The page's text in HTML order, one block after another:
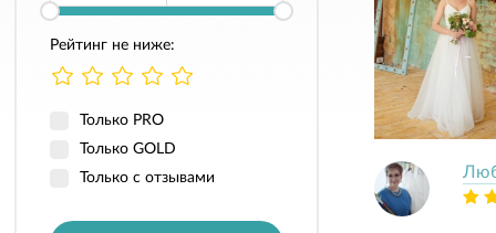
Рейтинг не ниже:
Только PRO
Только GOLD
Только с отзывами